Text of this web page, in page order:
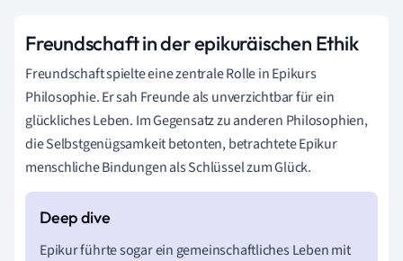
Freundschaft in der epikuräischen Ethik
Freundschaft spielte eine zentrale Rolle in Epikurs
Philosophie. Er sah Freunde als unverzichtbar für ein
glückliches Leben. Im Gegensatz zu anderen Philosophien,
die Selbstgenügsamkeit betonten, betrachtete Epikur
menschliche Bindungen als Schlüssel zum Glück.
Epikur führte sogar ein gemeinschaftliches Leben mit